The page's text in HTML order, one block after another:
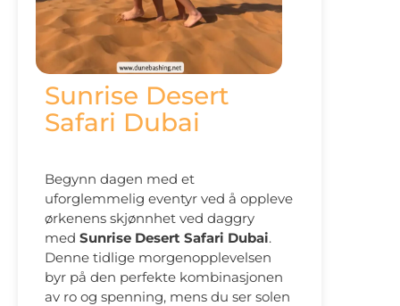
Sunrise Desert
Safari Dubai
Begynn dagen med et
uforglemmelig eventyr ved å oppleve
ørkenens skjønnhet ved daggry
med Sunrise Desert Safari Dubai.
Denne tidlige morgenopplevelsen
byr på den perfekte kombinasjonen
av ro og spenning, mens du ser solen